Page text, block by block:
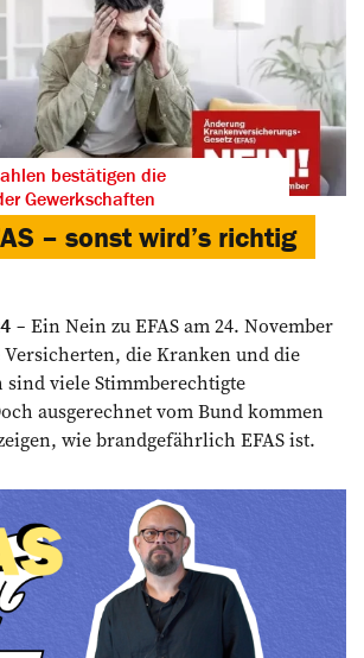
bestätigen die
Gewerkschaften
– sonst wird’s richtig
Ein Nein zu EFAS am 24. November
die Kranken und die
sind viele Stimmberechtigte
ausgerechnet vom Bund kommen
wie brandgefährlich EFAS ist.